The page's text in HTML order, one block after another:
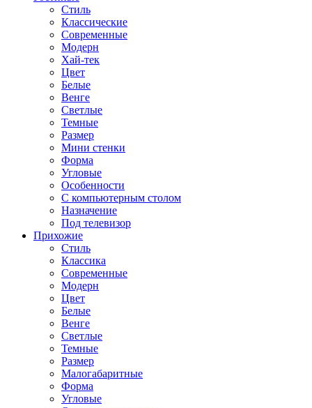
Стиль
Классические
Современные
Модерн
Хай-тек
Цвет
Белые
Венге
Светлые
Темные
Размер
Мини стенки
Форма
Угловые
Особенности
С компьютерным столом
Назначение
Под телевизор
Прихожие
Стиль
Классика
Современные
Модерн
Цвет
Белые
Венге
Светлые
Темные
Размер
Малогабаритные
Форма
Угловые